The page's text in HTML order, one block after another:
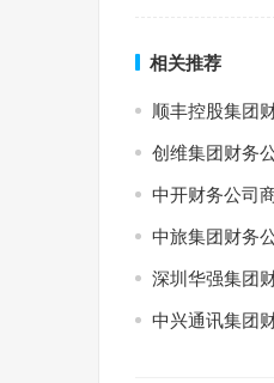
相关推荐
顺丰控股集团
创维集团财务
中开财务公司
中旅集团财务
深圳华强集团
中兴通讯集团